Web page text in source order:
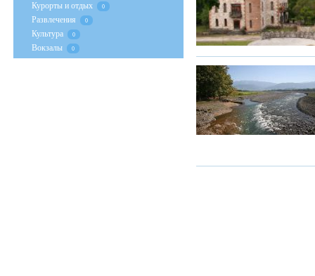
Курорты и отдых 0
Развлечения 0
Культура 0
Вокзалы 0